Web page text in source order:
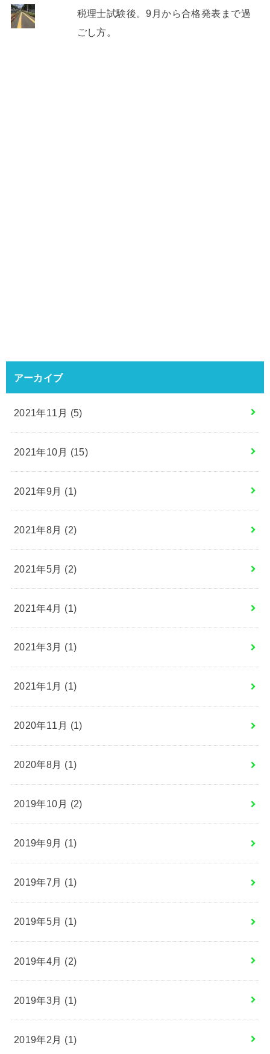
税理士試験後。9月から合格発表まで過
ごし方。
アーカイブ
2021年11月 (5)
2021年10月 (15)
2021年9月 (1)
2021年8月 (2)
2021年5月 (2)
2021年4月 (1)
2021年3月 (1)
2021年1月 (1)
2020年11月 (1)
2020年8月 (1)
2019年10月 (2)
2019年9月 (1)
2019年7月 (1)
2019年5月 (1)
2019年4月 (2)
2019年3月 (1)
2019年2月 (1)